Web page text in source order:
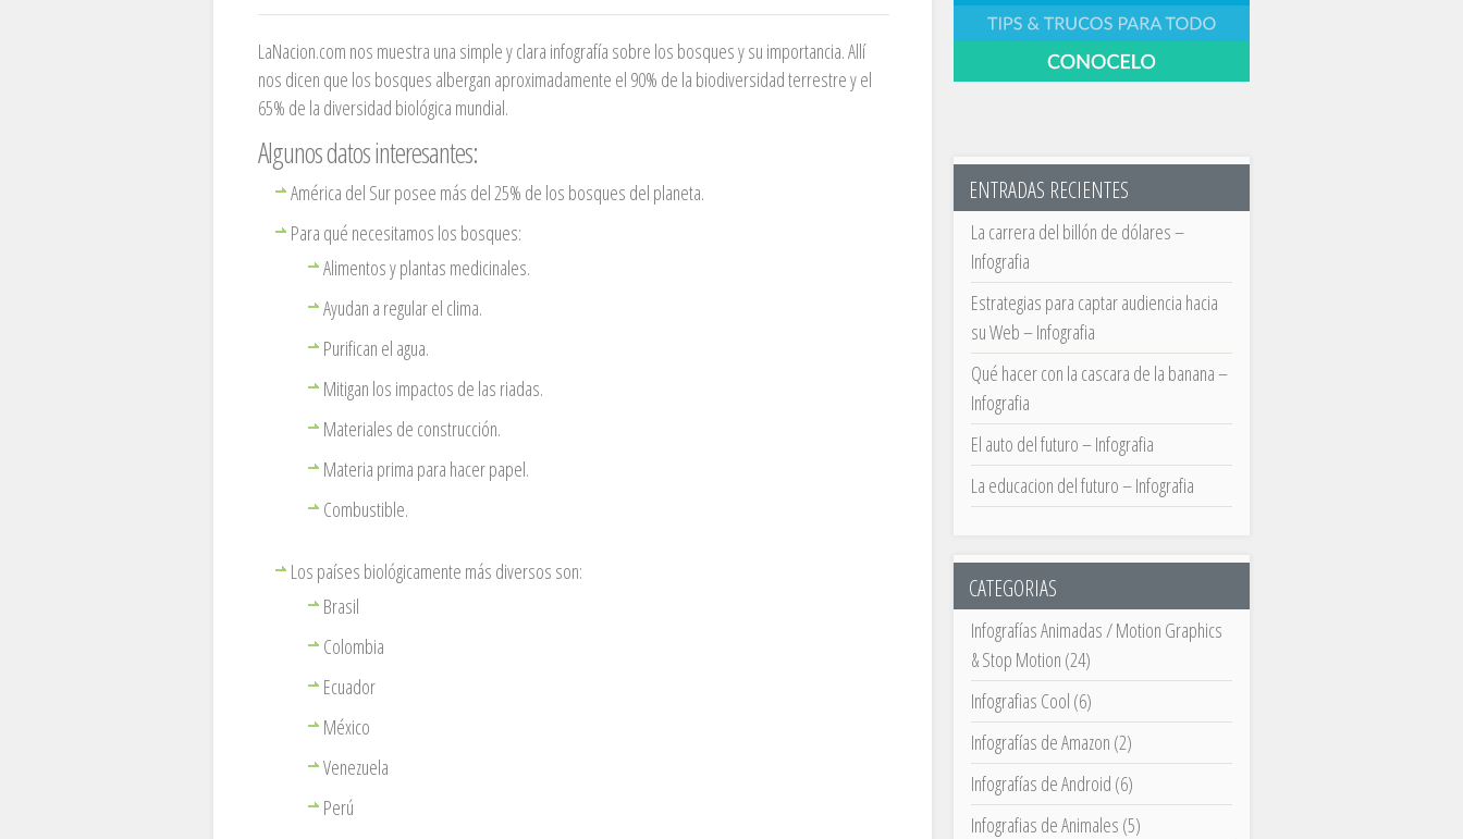
LaNacion.com nos muestra una simple y clara infografía sobre los bosques y su importancia. Allí
nos dicen que los bosques albergan aproximadamente el 90% de la biodiversidad terrestre y el
65% de la diversidad biológica mundial.
Algunos datos interesantes:
América del Sur posee más del 25% de los bosques del planeta.
Para qué necesitamos los bosques:
Alimentos y plantas medicinales.
Ayudan a regular el clima.
Purifican el agua.
Mitigan los impactos de las riadas.
Materiales de construcción.
Materia prima para hacer papel.
Combustible.
Los países biológicamente más diversos son:
Brasil
Colombia
Ecuador
México
Venezuela
Perú
ENTRADAS RECIENTES
La carrera del billón de dólares –
Infografia
Estrategias para captar audiencia hacia
su Web – Infografia
Qué hacer con la cascara de la banana –
Infografia
El auto del futuro – Infografia
La educacion del futuro – Infografia
CATEGORIAS
Infografías Animadas / Motion Graphics
& Stop Motion (24)
Infografias Cool (6)
Infografías de Amazon (2)
Infografías de Android (6)
Infografias de Animales (5)